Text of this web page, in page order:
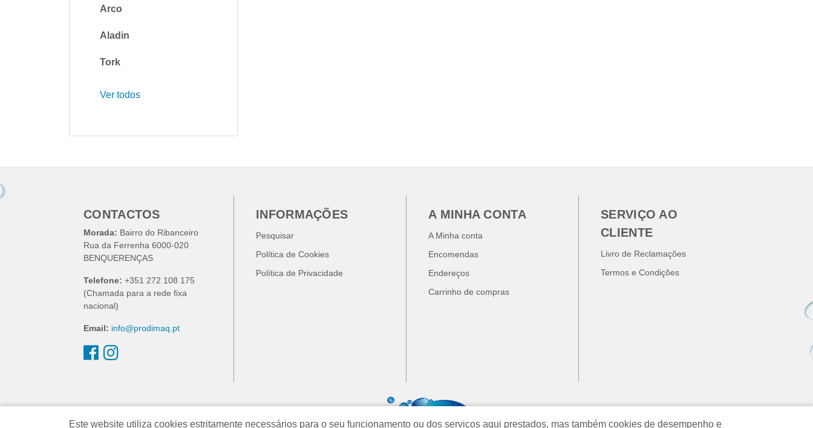
Arco
Aladin
Tork
Ver todos
CONTACTOS
Morada: Bairro do Ribanceiro
Rua da Ferrenha 6000-020
BENQUERENÇAS
Telefone: +351 272 108 175
(Chamada para a rede fixa
nacional)
Email: info@prodimaq.pt
INFORMAÇÕES
Pesquisar
Política de Cookies
Política de Privacidade
A MINHA CONTA
A Minha conta
Encomendas
Endereços
Carrinho de compras
SERVIÇO AO
CLIENTE
Livro de Reclamações
Termos e Condições
Este website utiliza cookies estritamente necessários para o seu funcionamento ou dos serviços aqui prestados, mas também cookies de desempenho e